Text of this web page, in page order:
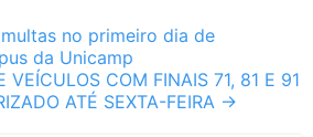
no primeiro dia de
da Unicamp
VEÍCULOS COM FINAIS 71, 81 E 91
ATÉ SEXTA-FEIRA →